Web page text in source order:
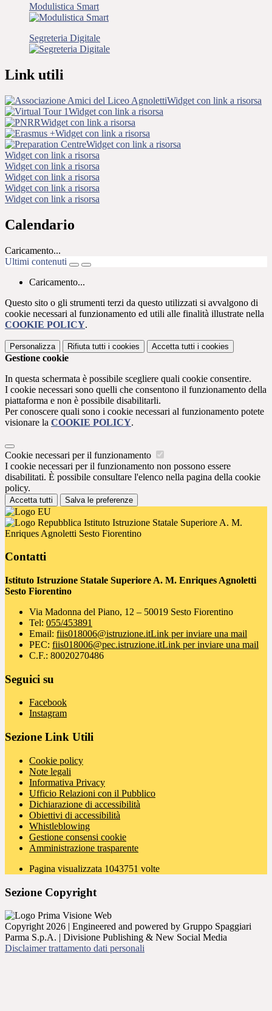
Modulistica Smart
Segreteria Digitale
Link utili
Widget con link a risorsa
Widget con link a risorsa
Widget con link a risorsa
Widget con link a risorsa
Widget con link a risorsa
Widget con link a risorsa
Widget con link a risorsa
Widget con link a risorsa
Widget con link a risorsa
Widget con link a risorsa
Calendario
Caricamento...
Ultimi contenuti
Caricamento...
Questo sito o gli strumenti terzi da questo utilizzati si avvalgono di
cookie necessari al funzionamento ed utili alle finalità illustrate nella
COOKIE POLICY.
Personalizza Rifiuta tutti i cookies Accetta tutti i cookies
Gestione cookie
In questa schermata è possibile scegliere quali cookie consentire.
I cookie necessari sono quelli che consentono il funzionamento della
piattaforma e non è possibile disabilitarli.
Per conoscere quali sono i cookie necessari al funzionamento potete
visionare la COOKIE POLICY.
Cookie necessari per il funzionamento
I cookie necessari per il funzionamento non possono essere
disabilitati. È possibile consultare l'elenco nella pagina della cookie
policy.
Accetta tutti Salva le preferenze
Istituto Istruzione Statale Superiore A. M.
Enriques Agnoletti Sesto Fiorentino
Contatti
Istituto Istruzione Statale Superiore A. M. Enriques Agnoletti
Sesto Fiorentino
Via Madonna del Piano, 12 – 50019 Sesto Fiorentino
Tel: 055/453891
Email: fiis018006@istruzione.itLink per inviare una mail
PEC: fiis018006@pec.istruzione.itLink per inviare una mail
C.F.: 80020270486
Seguici su
Facebook
Instagram
Sezione Link Utili
Cookie policy
Note legali
Informativa Privacy
Ufficio Relazioni con il Pubblico
Dichiarazione di accessibilità
Obiettivi di accessibilità
Whistleblowing
Gestione consensi cookie
Amministrazione trasparente
Pagina visualizzata 1043751 volte
Sezione Copyright
Copyright 2026 | Engineered and powered by Gruppo Spaggiari
Parma S.p.A. | Divisione Publishing & New Social Media
Disclaimer trattamento dati personali